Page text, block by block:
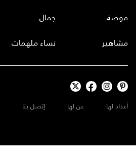
موضة
مشاهير
جمال
نساء ملهمات
أعداد لها عن لها إتصل بنا